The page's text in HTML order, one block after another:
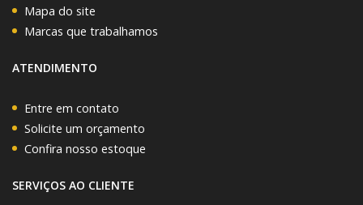
Mapa do site
Marcas que trabalhamos
ATENDIMENTO
Entre em contato
Solicite um orçamento
Confira nosso estoque
SERVIÇOS AO CLIENTE